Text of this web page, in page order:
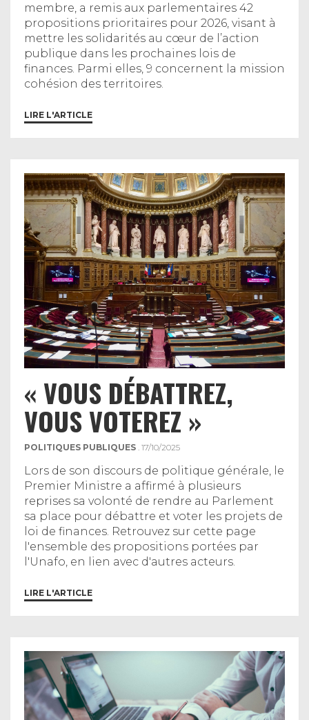
membre, a remis aux parlementaires 42
propositions prioritaires pour 2026, visant à
mettre les solidarités au cœur de l’action
publique dans les prochaines lois de
finances. Parmi elles, 9 concernent la mission
cohésion des territoires.
LIRE L'ARTICLE
« VOUS DÉBATTREZ,
VOUS VOTEREZ »
POLITIQUES PUBLIQUES . 17/10/2025
Lors de son discours de politique générale, le
Premier Ministre a affirmé à plusieurs
reprises sa volonté de rendre au Parlement
sa place pour débattre et voter les projets de
loi de finances. Retrouvez sur cette page
l'ensemble des propositions portées par
l'Unafo, en lien avec d'autres acteurs.
LIRE L'ARTICLE